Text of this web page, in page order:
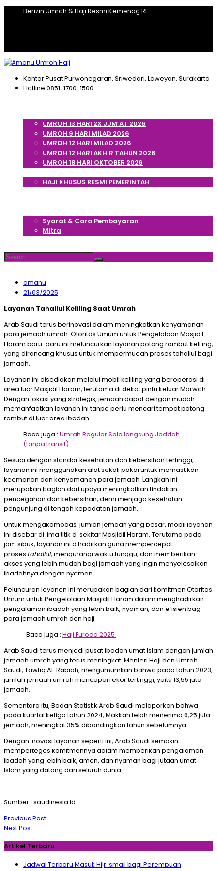
Berizin Umroh & Haji Resmi Kemenag RI
Kantor PusatPurwonegaran, Sriwedari, Laweyan, Surakarta
Hotline 0851-1700-1500
UMROH 13 HARI 2X JUM’AT 2026
UMROH 9 HARI MILAD 2026
UMROH 12 HARI MILAD 2026
UMROH 12 HARI AKHIR TAHUN 2026
UMROH 18 HARI OKTOBER 2026
HAJI KHUSUS RESMI PEMERINTAH
Syarat & Cara Pembayaran
Mitra
Search
Search
amanu
21/03/2025
Layanan Tahallul Keliling Saat Umrah
Arab Saudi terus berinovasi dalam meningkatkan kenyamanan
para jemaah umrah. Otoritas Umum untuk Pengelolaan Masjidil
Haram baru-baru ini meluncurkan layanan potong rambut keliling,
yang dirancang khusus untuk mempermudah proses tahallul bagi
jamaah.
Layanan ini disediakan melalui mobil keliling yang beroperasi di
area luar Masjidil Haram, terutama di dekat pintu keluar Marwah.
Dengan lokasi yang strategis, jemaah dapat dengan mudah
memanfaatkan layanan ini tanpa perlu mencari tempat potong
rambut di luar area ibadah.
Baca juga : Umrah Reguler Solo langsung Jeddah
(tanpa transit)
Sesuai dengan standar kesehatan dan kebersihan tertinggi,
layanan ini menggunakan alat sekali pakai untuk memastikan
keamanan dan kenyamanan para jemaah. Langkah ini
merupakan bagian dari upaya meningkatkan tindakan
pencegahan dan kebersihan, demi menjaga kesehatan
pengunjung di tengah kepadatan jamaah.
Untuk mengakomodasi jumlah jemaah yang besar, mobil layanan
ini disebar di lima titik di sekitar Masjidil Haram. Terutama pada
jam sibuk, layanan ini dihadirkan guna mempercepat
proses tahallul, mengurangi waktu tunggu, dan memberikan
akses yang lebih mudah bagi jamaah yang ingin menyelesaikan
ibadahnya dengan nyaman.
Peluncuran layanan ini merupakan bagian dari komitmen Otoritas
Umum untuk Pengelolaan Masjidil Haram dalam menghadirkan
pengalaman ibadah yang lebih baik, nyaman, dan efisien bagi
para jemaah umrah dan haji.
Baca juga : Haji Furoda 2025
Arab Saudi terus menjadi pusat ibadah umat Islam dengan jumlah
jemaah umrah yang terus meningkat. Menteri Haji dan Umrah
Saudi, Tawfiq Al-Rabiah, mengumumkan bahwa pada tahun 2023,
jumlah jemaah umrah mencapai rekor tertinggi, yaitu 13,55 juta
jemaah.
Sementara itu, Badan Statistik Arab Saudi melaporkan bahwa
pada kuartal ketiga tahun 2024, Makkah telah menerima 6,25 juta
jemaah, meningkat 35% dibandingkan tahun sebelumnya.
Dengan inovasi layanan seperti ini, Arab Saudi semakin
mempertegas komitmennya dalam memberikan pengalaman
ibadah yang lebih baik, aman, dan nyaman bagi jutaan umat
Islam yang datang dari seluruh dunia.
Sumber : saudinesia.id
Navigasi
pos
Previous Post
Next Post
Artikel Terbaru
Jadwal Terbaru Masuk Hijr Ismail bagi Perempuan